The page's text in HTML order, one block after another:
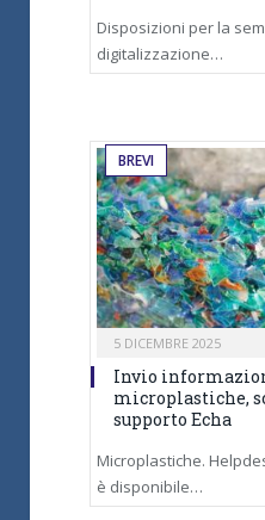
Disposizioni per la
digitalizzazione…
BREVI
5 DICEMBRE 2025
Invio
microplastiche,
supporto Echa
Microplastiche.
è disponibile…